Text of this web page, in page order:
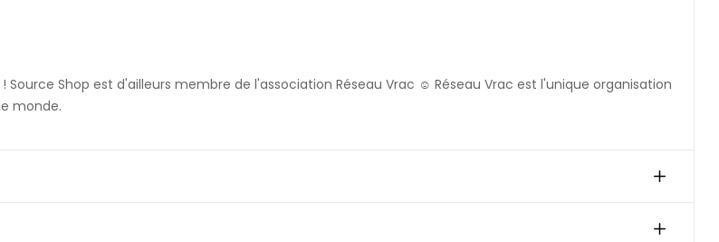
Shop est d'ailleurs membre de l'association Réseau Vrac ☺️ Réseau Vrac est l'unique organisation
monde.